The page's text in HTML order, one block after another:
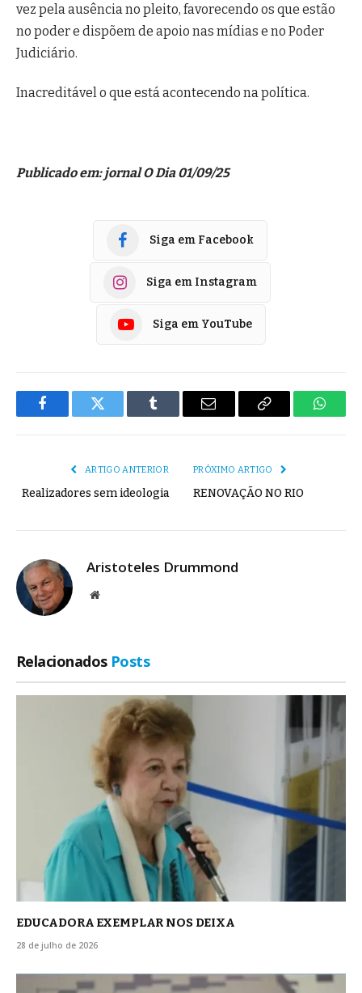
vez pela ausência no pleito, favorecendo os que estão
no poder e dispõem de apoio nas mídias e no Poder
Judiciário.
Inacreditável o que está acontecendo na política.
Publicado em: jornal O Dia 01/09/25
Siga em Facebook
Siga em Instagram
Siga em YouTube
FacebookTwitter Tumblr
E-
Copiar
ARTIGO ANTERIOR
Realizadores sem ideologia
PRÓXIMO ARTIGO
RENOVAÇÃO NO RIO
Aristoteles Drummond
Site
Relacionados Posts
EDUCADORA EXEMPLAR NOS DEIXA
28 de julho de 2026